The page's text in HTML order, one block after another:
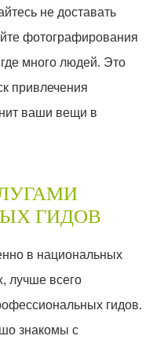
не доставать
фотографирования
много людей. Это
привлечения
ваши вещи в
ГИДОВ
в национальных
лучше всего
гидов.
знакомы с